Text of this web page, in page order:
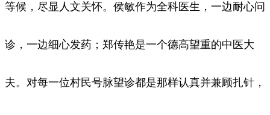
等候，尽显人文关怀。侯敏作为全科医生，一边耐心问
诊，一边细心发药；郑传艳是一个德高望重的中医大
夫。对每一位村民号脉望诊都是那样认真并兼顾扎针，